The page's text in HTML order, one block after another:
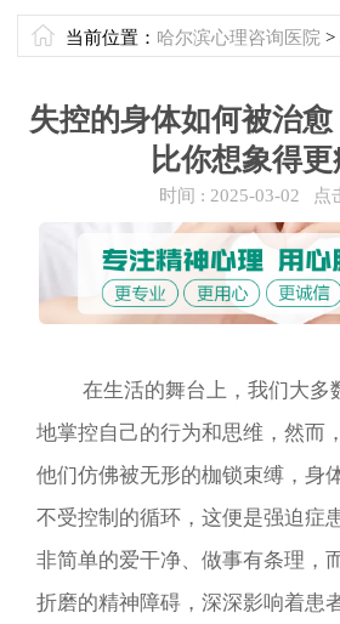
当前位置： 哈尔滨心理咨询医院 >
失控的身体如何被治
比你想象得
时间 : 2025-03-02 点
在生活的舞台上，我们大多
地掌控自己的行为和思维，然而
他们仿佛被无形的枷锁束缚，身
不受控制的循环，这便是强迫症
非简单的爱干净、做事有条理，
折磨的精神障碍，深深影响着患